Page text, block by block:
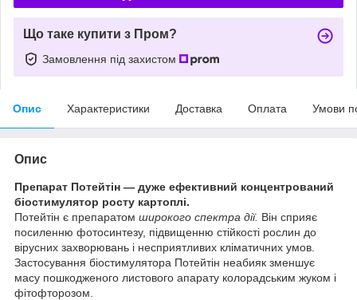
Що таке купити з Пром?
Замовлення під захистом
Опис Характеристики Доставка Оплата Умови
Опис
Препарат Потейтін — дуже ефективний концентрований
біостимулятор росту картоплі.
Потейтін є препаратом широкого спектра дії. Він сприяє
посиленню фотосинтезу, підвищенню стійкості рослин до
вірусних захворювань і несприятливих кліматичних умов.
Застосування біостимулятора Потейтін неабияк зменшує
масу пошкодженого листового апарату колорадським жуком і
фітофторозом.